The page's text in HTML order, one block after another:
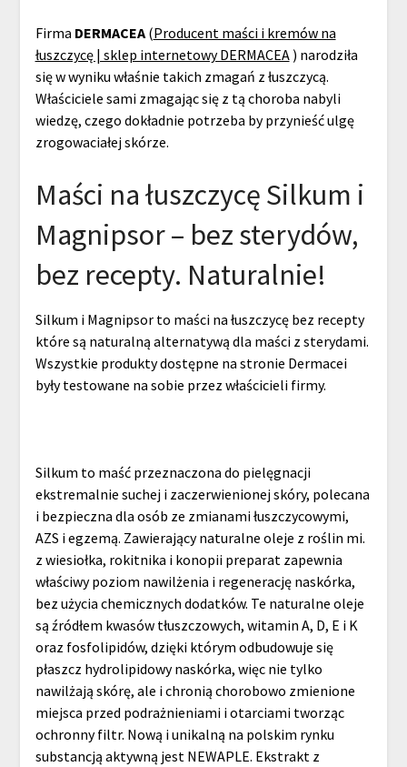
Firma DERMACEA(Producent maści i kremów na
łuszczycę | sklep internetowy DERMACEA) narodziła
się w wyniku właśnie takich zmagań z łuszczycą.
Właściciele sami zmagając się z tą choroba nabyli
wiedzę, czego dokładnie potrzeba by przynieść ulgę
zrogowaciałej skórze.
Maści na łuszczycę Silkum i
Magnipsor – bez sterydów,
bez recepty. Naturalnie!
Silkum i Magnipsor to maści na łuszczycę bez recepty
które są naturalną alternatywą dla maści z sterydami.
Wszystkie produkty dostępne na stronie Dermacei
były testowane na sobie przez właścicieli firmy.
Silkum to maść przeznaczona do pielęgnacji
ekstremalnie suchej i zaczerwienionej skóry, polecana
i bezpieczna dla osób ze zmianami łuszczycowymi,
AZS i egzemą. Zawierający naturalne oleje z roślin mi.
z wiesiołka, rokitnika i konopii preparat zapewnia
właściwy poziom nawilżenia i regenerację naskórka,
bez użycia chemicznych dodatków. Te naturalne oleje
są źródłem kwasów tłuszczowych, witamin A, D, E i K
oraz fosfolipidów, dzięki którym odbudowuje się
płaszcz hydrolipidowy naskórka, więc nie tylko
nawilżają skórę, ale i chronią chorobowo zmienione
miejsca przed podrażnieniami i otarciami tworząc
ochronny filtr. Nową i unikalną na polskim rynku
substancją aktywną jest NEWAPLE. Ekstrakt z